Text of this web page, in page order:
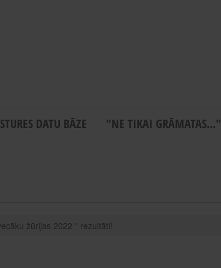
DATU BĀZE "NE TIKAI GRĀMATAS..."
žūrijas 2022 " rezultāti!